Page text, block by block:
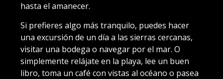
hasta el amanecer.
Si prefieres algo más tranquilo, puedes hacer
una excursión de un día a las sierras cercanas,
visitar una bodega o navegar por el mar. O
simplemente relájate en la playa, lee un buen
libro, toma un café con vistas al océano o pasea